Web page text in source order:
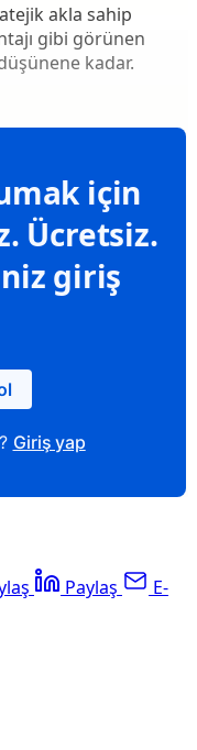
akla sahip
gibi görünen
kadar.
için
Ücretsiz.
giriş
Giriş yap
Paylaş
E-